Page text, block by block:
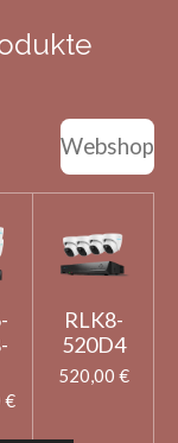
Webshop
€
RLK8-
520D4
520,00 €